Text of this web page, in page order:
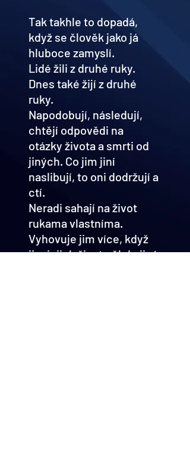
Tak takhle to dopadá,
když se člověk jako já
hluboce zamyslí.
Lidé žili z druhé ruky.
Dnes také žijí z druhé
ruky.
Napodobují, následují,
chtějí odpovědi na
otázky života a smrti od
jiných. Co jim jiní
naslibují, to oni dodržují a
ctí.
Neradi sahají na život
rukama vlastníma.
Vyhovuje jim více, když
jim jejich život někdo jiný